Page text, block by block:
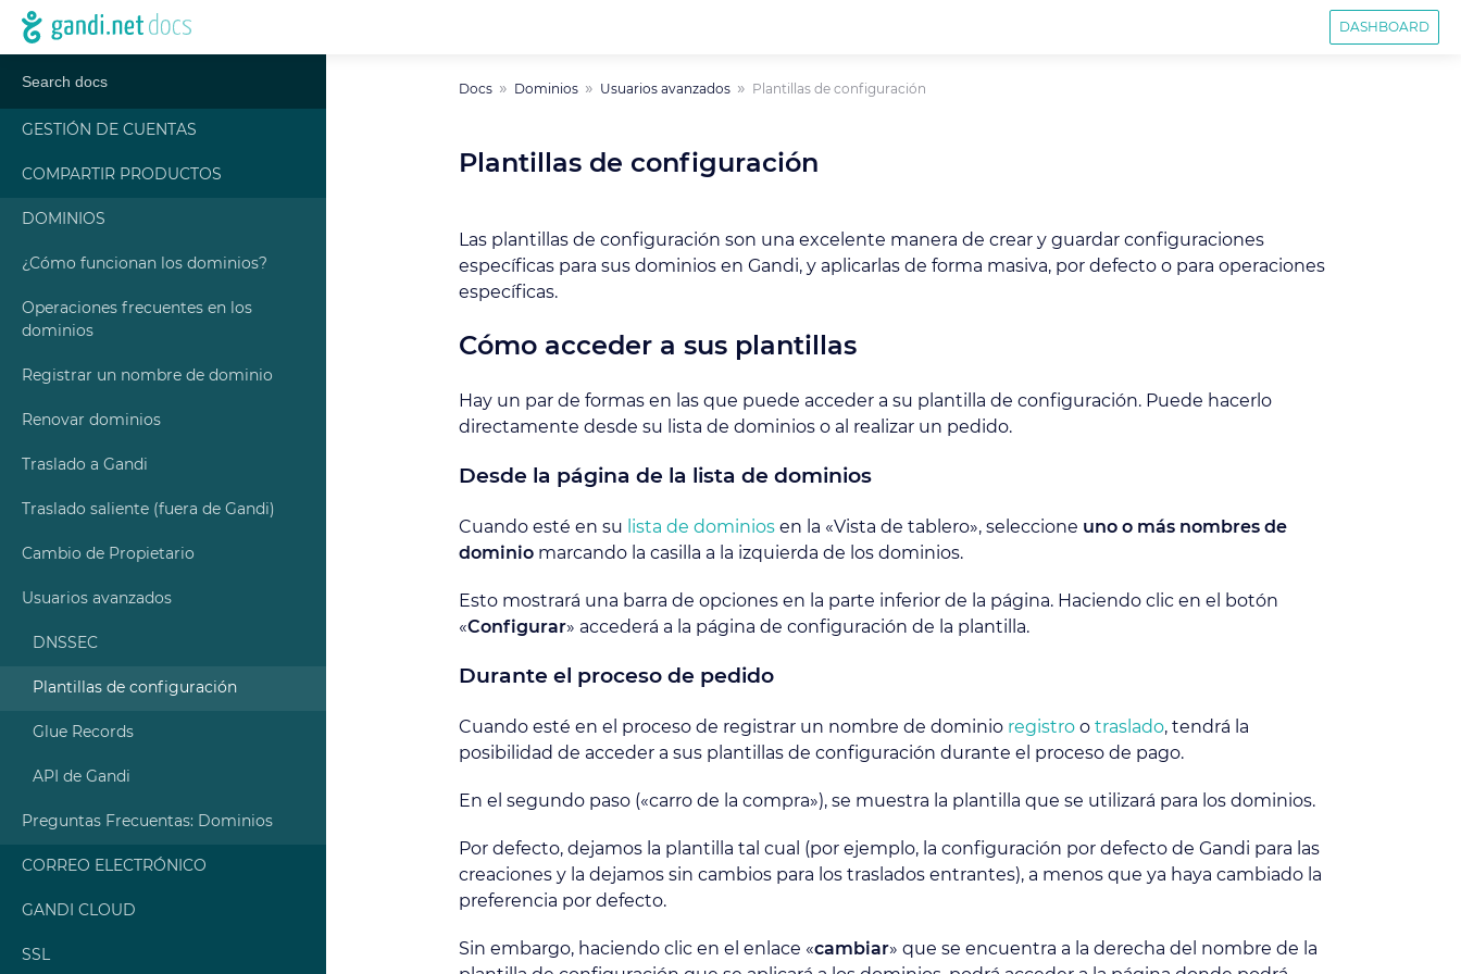
DASHBOARD
GESTIÓN DE CUENTAS
COMPARTIR PRODUCTOS
DOMINIOS
¿Cómo funcionan los dominios?
Operaciones frecuentes en los
dominios
Registrar un nombre de dominio
Renovar dominios
Traslado a Gandi
Traslado saliente (fuera de Gandi)
Cambio de Propietario
Usuarios avanzados
DNSSEC
Plantillas de configuración
Glue Records
API de Gandi
Preguntas Frecuentas: Dominios
CORREO ELECTRÓNICO
GANDI CLOUD
SSL
Docs Dominios Usuarios avanzados Plantillas de configuración
Plantillas de configuración
Las plantillas de configuración son una excelente manera de crear y guardar configuraciones
específicas para sus dominios en Gandi, y aplicarlas de forma masiva, por defecto o para operaciones
específicas.
Cómo acceder a sus plantillas
Hay un par de formas en las que puede acceder a su plantilla de configuración. Puede hacerlo
directamente desde su lista de dominios o al realizar un pedido.
Desde la página de la lista de dominios
Cuando esté en su lista de dominios en la «Vista de tablero», seleccione uno o más nombres de
dominio marcando la casilla a la izquierda de los dominios.
Esto mostrará una barra de opciones en la parte inferior de la página. Haciendo clic en el botón
«Configurar» accederá a la página de configuración de la plantilla.
Durante el proceso de pedido
Cuando esté en el proceso de registrar un nombre de dominio registro o traslado, tendrá la
posibilidad de acceder a sus plantillas de configuración durante el proceso de pago.
En el segundo paso («carro de la compra»), se muestra la plantilla que se utilizará para los dominios.
Por defecto, dejamos la plantilla tal cual (por ejemplo, la configuración por defecto de Gandi para las
creaciones y la dejamos sin cambios para los traslados entrantes), a menos que ya haya cambiado la
preferencia por defecto.
Sin embargo, haciendo clic en el enlace «cambiar» que se encuentra a la derecha del nombre de la